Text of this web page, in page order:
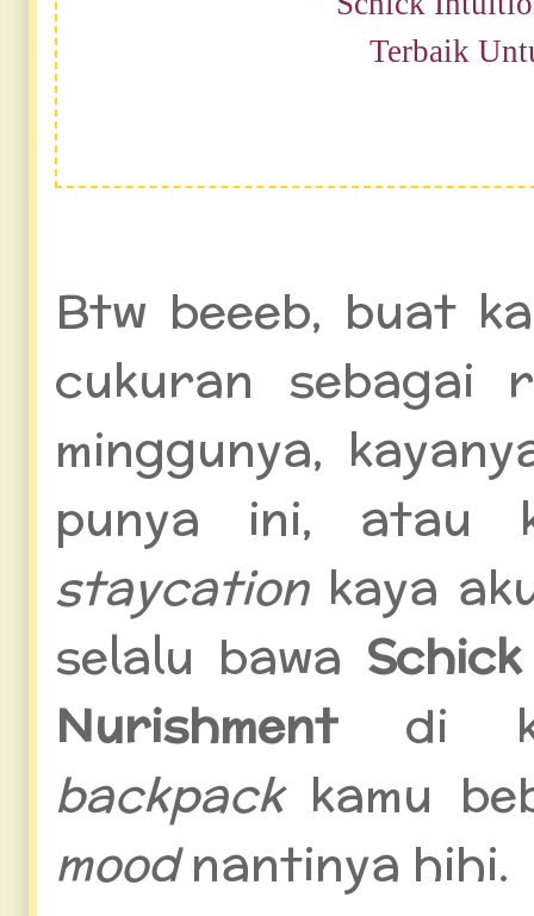
Btw beeeb, buat
cukuran sebagai
minggunya,
punya ini, atau
staycationkaya
selalu bawa
Nurishment di
backpackkamu
moodnantinya hihi.